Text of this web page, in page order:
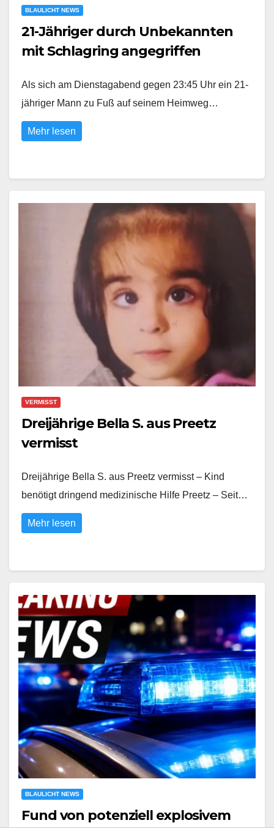
BLAULICHT NEWS
21-Jähriger durch Unbekannten
mit Schlagring angegriffen
Als sich am Dienstagabend gegen 23:45 Uhr ein 21-
jähriger Mann zu Fuß auf seinem Heimweg…
Mehr lesen
VERMISST
Dreijährige Bella S. aus Preetz
vermisst
Dreijährige Bella S. aus Preetz vermisst – Kind
benötigt dringend medizinische Hilfe Preetz – Seit…
Mehr lesen
BLAULICHT NEWS
Fund von potenziell explosivem